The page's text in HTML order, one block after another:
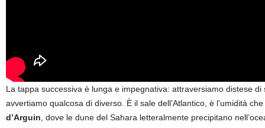
La tappa successiva è lunga e impegnativa: attraversiamo distese
avvertiamo qualcosa di diverso. È il sale dell’Atlantico, è l’umidità
d’Arguin, dove le dune del Sahara letteralmente precipitano